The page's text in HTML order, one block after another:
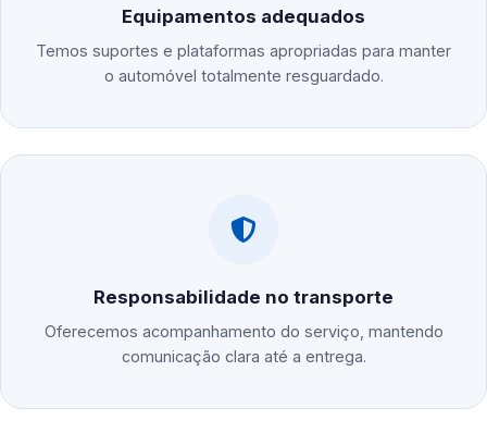
Equipamentos adequados
Temos suportes e plataformas apropriadas para manter
o automóvel totalmente resguardado.
Responsabilidade no transporte
Oferecemos acompanhamento do serviço, mantendo
comunicação clara até a entrega.